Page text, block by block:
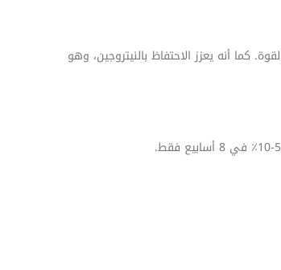
القوة. كما أنه يعزز الاحتفاظ بالنيتروجين، وهو